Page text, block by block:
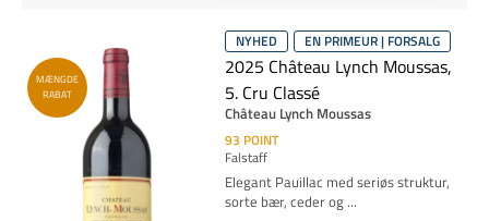
MÆNGDE
RABAT
NYHED EN PRIMEUR | FORSALG
2025 Château Lynch Moussas,
5. Cru Classé
Château Lynch Moussas
93 POINT
Falstaff
Elegant Pauillac med seriøs struktur,
sorte bær, ceder og ...